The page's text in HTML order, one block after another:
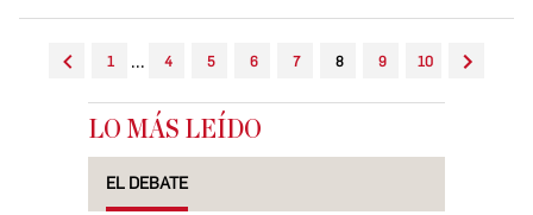
1 ... 4 5 6 7 8 9 10
LO MÁS LEÍDO
EL DEBATE